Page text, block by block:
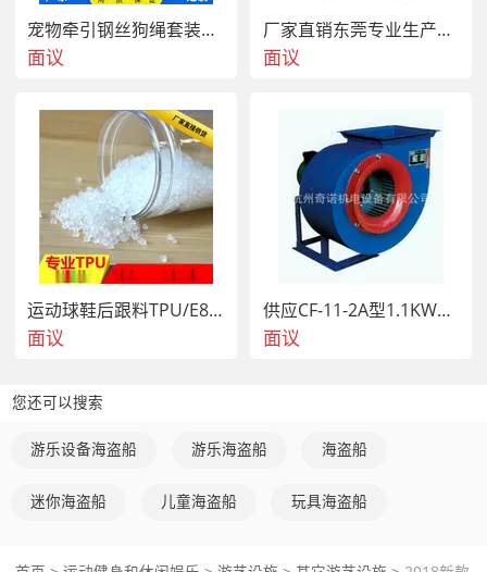
宠物牵引钢丝狗绳套装金毛拉布拉多德牧栓狗绳
面议
厂家直销东莞专业生产营养早餐麦片包装机 全自动转盘量杯计量ZK
面议
运动球鞋后跟料TPU/E80A耐磨
面议
供应CF-11-2A型1.1KW烧烤炉专用强力排风机
面议
您还可以搜索
游乐设备海盗船 游乐海盗船 海盗船
迷你海盗船 儿童海盗船 玩具海盗船